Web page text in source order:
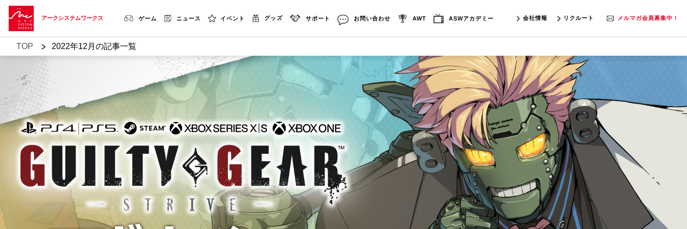
アークシステムワークス ゲーム ニュース イベント グッズ サポート お問い合わせ AWT ASWアカデミー 会社情報 リクルート メルマガ会員募集中！
TOP > 2022年12月の記事一覧